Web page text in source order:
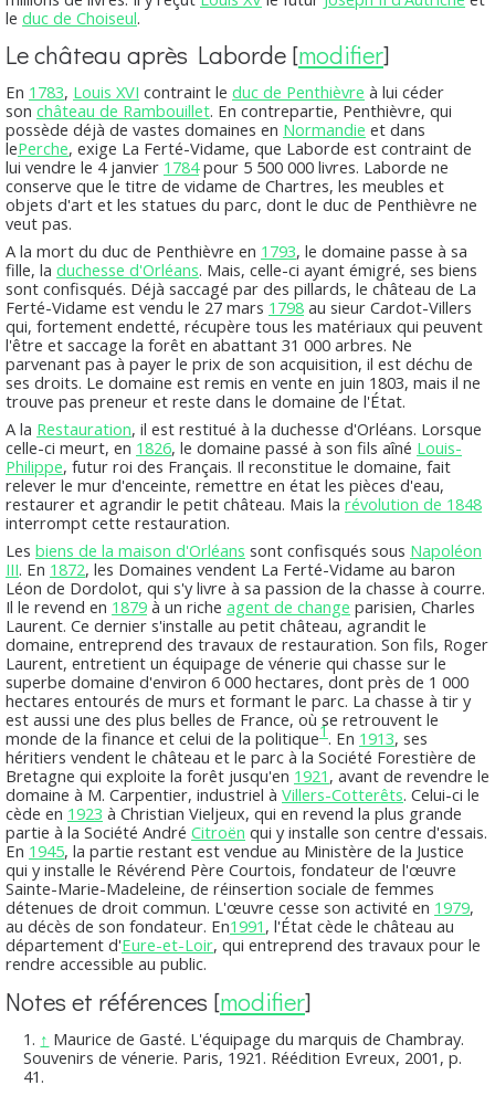
le duc de Choiseul.
Le château après Laborde [modifier]
En 1783, Louis XVI contraint le duc de Penthièvre à lui céder
son château de Rambouillet. En contrepartie, Penthièvre, qui
possède déjà de vastes domaines en Normandie et dans
lePerche, exige La Ferté-Vidame, que Laborde est contraint de
lui vendre le 4 janvier 1784pour 5 500 000 livres. Laborde ne
conserve que le titre de vidame de Chartres, les meubles et
objets d'art et les statues du parc, dont le duc de Penthièvre ne
veut pas.
A la mort du duc de Penthièvre en 1793, le domaine passe à sa
fille, la duchesse d'Orléans. Mais, celle-ci ayant émigré, ses biens
sont confisqués. Déjà saccagé par des pillards, le château de La
Ferté-Vidame est vendu le 27 mars 1798 au sieur Cardot-Villers
qui, fortement endetté, récupère tous les matériaux qui peuvent
l'être et saccage la forêt en abattant 31 000 arbres. Ne
parvenant pas à payer le prix de son acquisition, il est déchu de
ses droits. Le domaine est remis en vente en juin 1803, mais il ne
trouve pas preneur et reste dans le domaine de l'État.
A la Restauration, il est restitué à la duchesse d'Orléans. Lorsque
celle-ci meurt, en 1826, le domaine passé à son fils aîné Louis-
Philippe, futur roi des Français. Il reconstitue le domaine, fait
relever le mur d'enceinte, remettre en état les pièces d'eau,
restaurer et agrandir le petit château. Mais la révolution de 1848
interrompt cette restauration.
Les biens de la maison d'Orléans sont confisqués sous Napoléon
III. En 1872, les Domaines vendent La Ferté-Vidame au baron
Léon de Dordolot, qui s'y livre à sa passion de la chasse à courre.
Il le revend en 1879 à un riche agent de change parisien, Charles
Laurent. Ce dernier s'installe au petit château, agrandit le
domaine, entreprend des travaux de restauration. Son fils, Roger
Laurent, entretient un équipage de vénerie qui chasse sur le
superbe domaine d'environ 6 000 hectares, dont près de 1 000
hectares entourés de murs et formant le parc. La chasse à tir y
est aussi une des plus belles de France, où se retrouvent le
monde de la finance et celui de la politique1. En 1913, ses
héritiers vendent le château et le parc à la Société Forestière de
Bretagne qui exploite la forêt jusqu'en 1921 , avant de revendre le
domaine à M. Carpentier, industriel à Villers-Cotterêts. Celui-ci le
cède en 1923 à Christian Vieljeux, qui en revend la plus grande
partie à la Société André Citroën qui y installe son centre d'essais.
En 1945, la partie restant est vendue au Ministère de la Justice
qui y installe le Révérend Père Courtois, fondateur de l'œuvre
Sainte-Marie-Madeleine, de réinsertion sociale de femmes
détenues de droit commun. L'œuvre cesse son activité en 1979,
au décès de son fondateur. En1991 , l'État cède le château au
département d'Eure-et-Loir, qui entreprend des travaux pour le
rendre accessible au public.
Notes et références [modifier]
↑ Maurice de Gasté. L'équipage du marquis de Chambray.
Souvenirs de vénerie. Paris, 1921. Réédition Evreux, 2001, p.
41.